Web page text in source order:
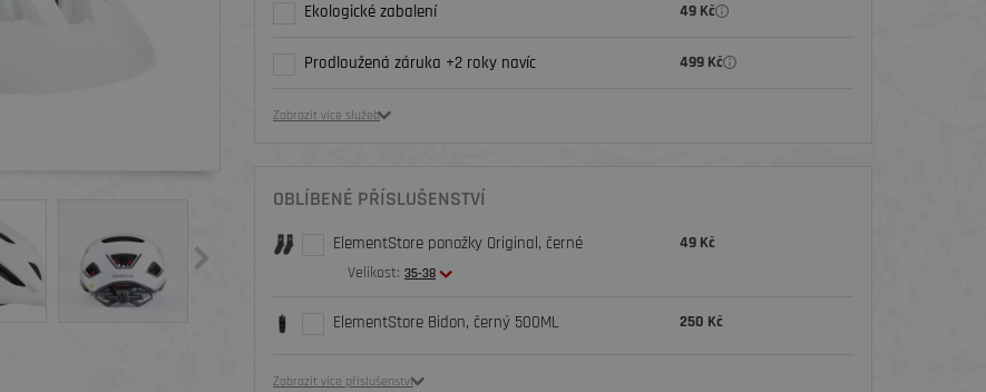
Ekologické zabalení 49 Kč
Prodloužená záruka +2 roky navíc 499 Kč
Zobrazit více služeb
OBLÍBENÉ PŘÍSLUŠENSTVÍ
ElementStore ponožky Original, černé
Velikost: 35-38
49 Kč
ElementStore Bidon, černý 500ML 250 Kč
Zobrazit více příslušenství